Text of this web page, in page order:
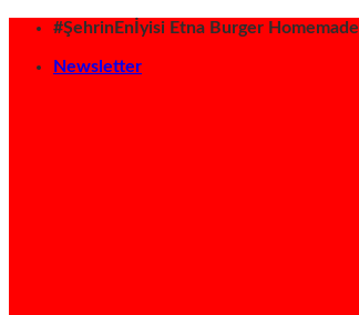
İçeriğe#ŞehrinEnİyisi Etna Burger Homemade
Newsletter